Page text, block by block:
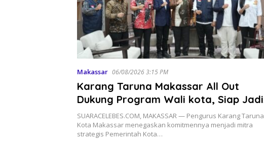
Makassar 06/08/2026 3:15 PM
Karang Taruna Makassar All Out
Dukung Program Wali kota, Siap Jadi
Motor Penggerak Pilah Sampah
SUARACELEBES.COM, MAKASSAR — Pengurus Karang Taruna
Kota Makassar menegaskan komitmennya menjadi mitra
strategis Pemerintah Kota…